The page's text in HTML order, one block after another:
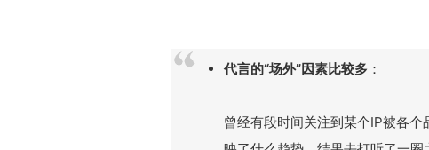
代言的“场外”因素比较多 ：
曾经有段时间关注到某个IP被各